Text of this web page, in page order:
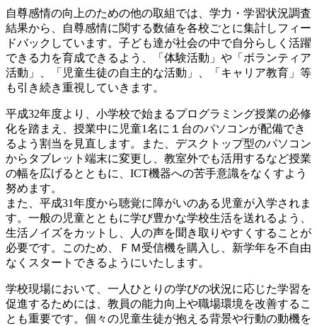
自尊感情の向上のための他の取組では、学力・学習状況調査
結果から、自尊感情に関する数値を各校ごとに集計しフィー
ドバックしています。子ども達が社会の中で自分らしく活躍
できる力を育成できるよう、「体験活動」や「ボランティア
活動」、「児童生徒の自主的な活動」、「キャリア教育」等
も引き続き重視していきます。
平成32年度より、小学校で始まるプログラミング授業の必修
化を踏まえ、授業中に児童1名に１台のパソコンが配備でき
るよう割当を見直します。また、デスクトップ型のパソコン
からタブレット端末に変更し、教室外でも活用するなど授業
の幅を広げるとともに、ICT機器への苦手意識をなくすよう
努めます。
また、平成31年度から聴覚に障がいのある児童が入学されま
す。一般の児童とともに学び豊かな学校生活を送れるよう、
生活ノイズをカットし、人の声を聞き取りやすくすることが
必要です。このため、ＦＭ受信機を購入し、新学年を不自由
なくスタートできるようにいたします。
学校現場において、一人ひとりの学びの状況に応じた学習を
促進するためには、教員の能力向上や職場環境を改善するこ
とも重要です。個々の児童生徒が抱える背景や行動の動機を